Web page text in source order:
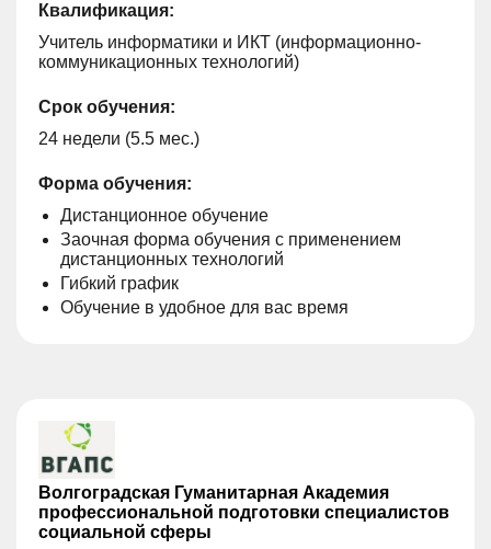
Квалификация:
Учитель информатики и ИКТ (информационно-
коммуникационных технологий)
Срок обучения:
24 недели (5.5 мес.)
Форма обучения:
Дистанционное обучение
Заочная форма обучения с применением
дистанционных технологий
Гибкий график
Обучение в удобное для вас время
Волгоградская Гуманитарная Академия
профессиональной подготовки специалистов
социальной сферы